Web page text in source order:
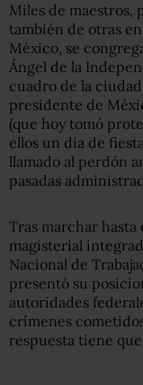
Miles de maestros,
también de otras
México, se
Ángel de la
cuadro de la
presidente de
(que hoy tomó
ellos un día de
llamado al perdón
pasadas
Tras marchar
magisterial
Nacional de
presentó su
autoridades
crímenes
respuesta tiene